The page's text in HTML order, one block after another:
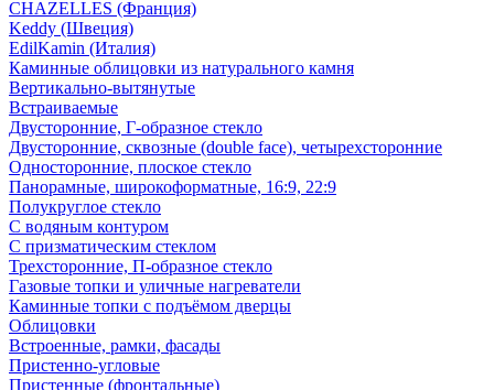
CHAZELLES (Франция)
Keddy (Швеция)
EdilKamin (Италия)
Каминные облицовки из натурального камня
Вертикально-вытянутые
Встраиваемые
Двусторонние, Г-образное стекло
Двусторонние, сквозные (double face), четырехсторонние
Односторонние, плоское стекло
Панорамные, широкоформатные, 16:9, 22:9
Полукруглое стекло
С водяным контуром
С призматическим стеклом
Трехсторонние, П-образное стекло
Газовые топки и уличные нагреватели
Каминные топки с подъёмом дверцы
Облицовки
Встроенные, рамки, фасады
Пристенно-угловые
Пристенные (фронтальные)